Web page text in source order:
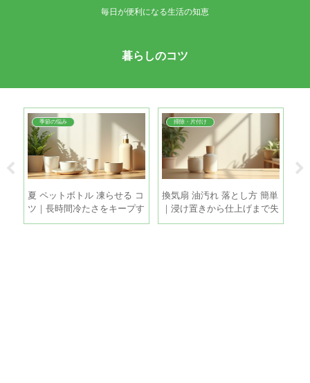
毎日が便利になる生活の知恵
暮らしのコツ
季節の悩み
夏 ペットボトル 凍らせる コ
ツ｜長時間冷たさをキープす
る5つの方法
掃除・片付け
換気扇 油汚れ 落とし方 簡単
｜浸け置きから仕上げまで失
敗しない時短掃除